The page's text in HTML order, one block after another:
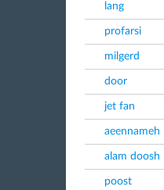
lang
profarsi
milgerd
door
jet fan
aeennameh
alam doosh
poost